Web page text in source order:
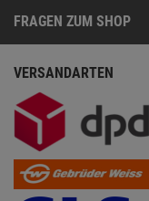
FRAGEN ZUM SHOP
VERSANDARTEN